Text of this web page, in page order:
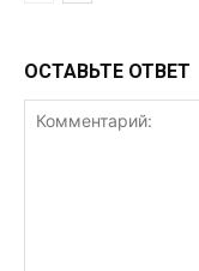
ОСТАВЬТЕ ОТВЕТ